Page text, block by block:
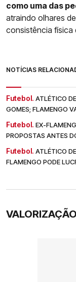
como uma das
atraindo olhares
consistência física
NOTÍCIAS
Futebol. ATLÉTICO
GOMES; FLAMENGO
Futebol. EX-
PROPOSTAS ANTES
Futebol. ATLÉTICO
FLAMENGO PODE